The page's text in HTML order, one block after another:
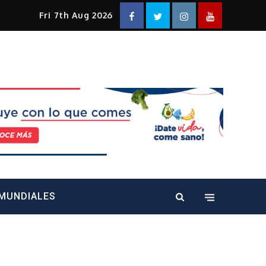
Fri 7th Aug 2026 FacebookTwitterInstagramYouTube